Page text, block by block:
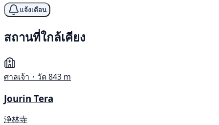
แจ้งเตือน
สถานที่ใกล้เคียง
ศาลเจ้า・วัด843 m
Jourin Tera
浄林寺